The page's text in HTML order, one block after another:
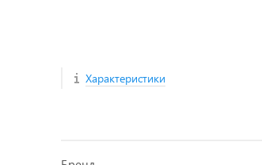
Характеристики